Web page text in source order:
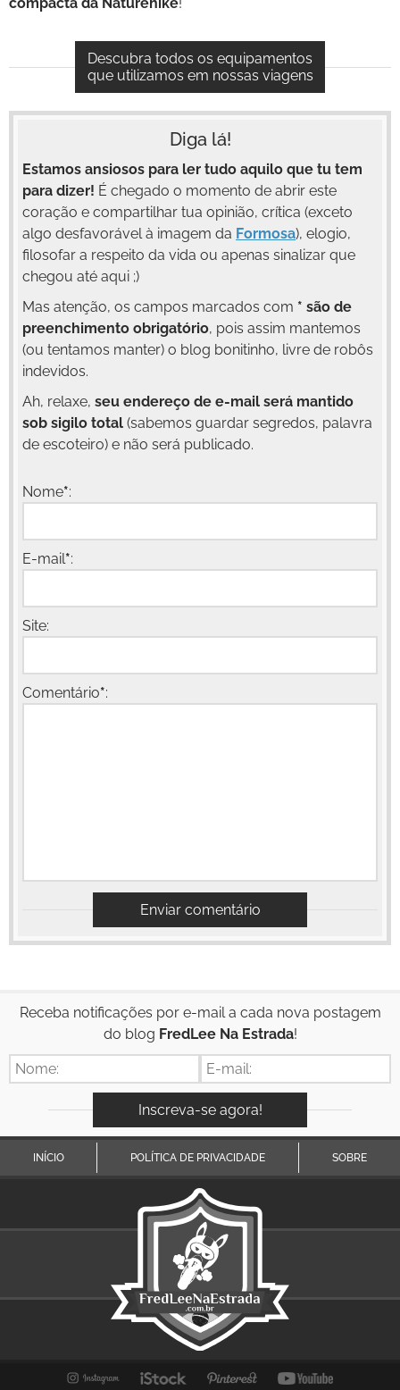
Descubra todos os equipamentos
que utilizamos em nossas viagens
Diga lá!
Estamos ansiosos para ler tudo aquilo que tu tem
para dizer! É chegado o momento de abrir este
coração e compartilhar tua opinião, crítica (exceto
algo desfavorável à imagem da Formosa), elogio,
filosofar a respeito da vida ou apenas sinalizar que
chegou até aqui ;)
Mas atenção, os campos marcados com * são de
preenchimento obrigatório, pois assim mantemos
(ou tentamos manter) o blog bonitinho, livre de robôs
indevidos.
Ah, relaxe, seu endereço de e-mail será mantido
sob sigilo total (sabemos guardar segredos, palavra
de escoteiro) e não será publicado.
Nome*:
E-mail*:
Site:
Comentário*:
Receba notificações por e-mail a cada nova postagem
do blog FredLee Na Estrada!
INÍCIO POLÍTICA DE PRIVACIDADE SOBRE